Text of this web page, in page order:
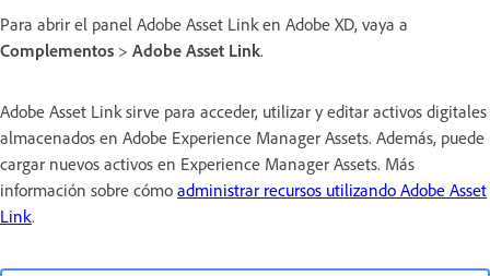
Para abrir el panel Adobe Asset Link en Adobe XD, vaya a
Complementos > Adobe Asset Link.
Adobe Asset Link sirve para acceder, utilizar y editar activos digitales
almacenados en Adobe Experience Manager Assets. Además, puede
cargar nuevos activos en Experience Manager Assets. Más
información sobre cómo administrar recursos utilizando Adobe Asset
Link.